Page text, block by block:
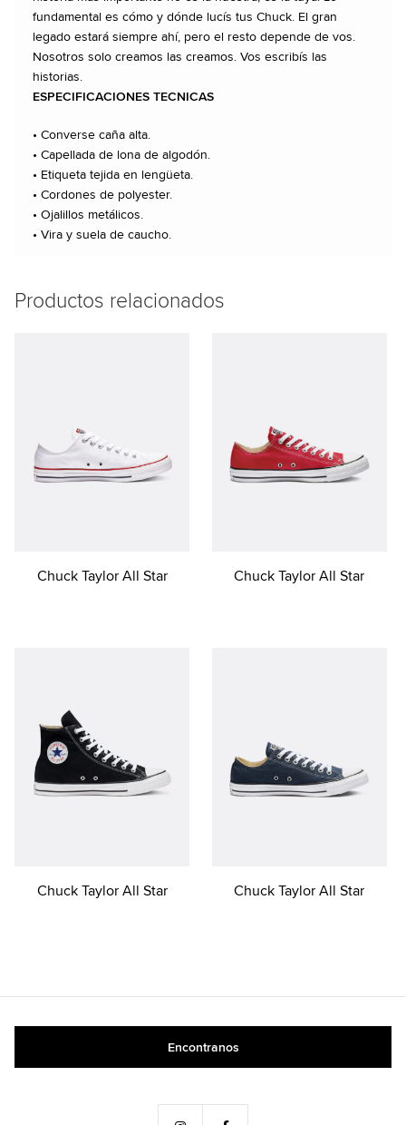
fundamental es cómo y dónde lucís tus Chuck. El gran
legado estará siempre ahí, pero el resto depende de vos.
Nosotros solo creamos las creamos. Vos escribís las
historias.
ESPECIFICACIONES TECNICAS
• Converse caña alta.
• Capellada de lona de algodón.
• Etiqueta tejida en lengüeta.
• Cordones de polyester.
• Ojalillos metálicos.
• Vira y suela de caucho.
Productos relacionados
Chuck Taylor All Star Chuck Taylor All Star
Chuck Taylor All Star Chuck Taylor All Star
Encontranos